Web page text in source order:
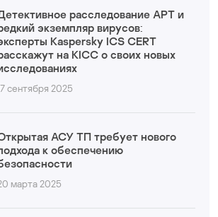
расследование АРТ и
экземпляр вирусов:
Kaspersky ICS CERT
на KICC о своих новых
сентября 2025
АСУ ТП требует нового
к обеспечению
марта 2025